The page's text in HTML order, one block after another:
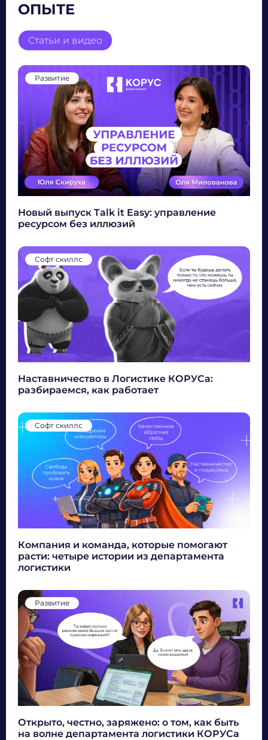
ОПЫТЕ
Статьи и видео
Развитие
Новый выпуск Talk it Easy: управление
ресурсом без иллюзий
Софт скиллс
Наставничество в Логистике КОРУСа:
разбираемся, как работает
Софт скиллс
Компания и команда, которые помогают
расти: четыре истории из департамента
логистики
Развитие
Открыто, честно, заряжено: о том, как быть
на волне департамента логистики КОРУСа